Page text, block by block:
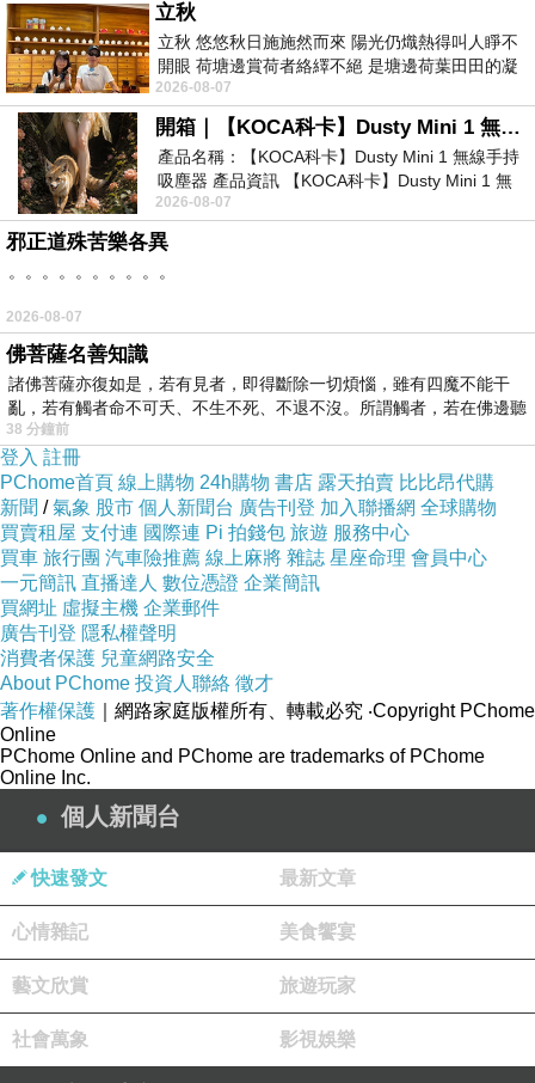
的要求就只剩下：盡可能的快！其他文法啦、句
型啦、內容啦...都隨便他了啦！當然啦，背模版
很有用，但是怎麼樣的模版值得背？如何應用來
符合題目？這是我花了很多冤枉時間之後才理解
到的。
刪掉了我很弱的文法，改考口說，對我說不定是
件好事。雖然我對口說也非常懼怕（this is a
kind of Improvisation），但只要掌握住一個要
點：大方、有自信的說出來，就算不知道自己在
說什麼也沒關係！相信評分人員不至於太殘忍...
這一點也可以應用在閱讀跟聽力：就算看不懂、
聽不懂很多字，也要用筆記硬記這些外星人單
字，至少答題的時候還可以憑「印象」選答案...
說到筆記，我非常贊同某位老師說的原則：筆記
只是一個輔助，如果你已經沒有多餘心力邊聽邊
寫或邊讀邊寫，那就不要寫！所以，很多參考書
大力闡述note-taking的技巧，真的是只要參考參
考就好...硬逼自己做出「很漂亮」的筆記下場會
更慘...其實，要是真的有困難，就乾脆很沒志氣
的用中文記。反正有用才是最重要的。（什麼簡
字速記法...我看只會讓我更看不懂自己寫啥）
說完感想，還是提供一些「簡易」的準備法則給
有意挑戰的同胞們吧！說「簡易」，是因為我很
懶，那些網路上的高手所提供的準備方法我一樣
都達成不了，只好自創懶人準備法，大家參考參
考囉！
立秋
立秋 悠悠秋日施施然而來 陽光仍熾熱得叫人睜不
開眼 荷塘邊賞荷者絡繹不絕 是塘邊荷葉田田的凝
望 風中飄逸的是映日荷花別樣紅
2026-08-07
開箱｜【KOCA科卡】Dusty Mini 1 無線手持吸塵器
產品名稱：【KOCA科卡】Dusty Mini 1 無線手持
吸塵器 產品資訊 【KOCA科卡】Dusty Mini 1 無
線手持吸塵器評語： 能吸、能吹兼具兩
2026-08-07
邪正道殊苦樂各異
。。。。。。。。。。
2026-08-07
佛菩薩名善知識
諸佛菩薩亦復如是，若有見者，即得斷除一切煩惱，雖有四魔不能干
亂，若有觸者命不可夭、不生不死、不退不沒。所謂觸者，若在佛邊聽
受
38 分鐘前
登入 註冊
PChome首頁 線上購物 24h購物 書店 露天拍賣 比比昂代購
新聞 /氣象 股市 個人新聞台 廣告刊登 加入聯播網 全球購物
買賣租屋 支付連 國際連 Pi 拍錢包 旅遊 服務中心
買車 旅行團 汽車險推薦 線上麻將 雜誌 星座命理 會員中心
一元簡訊 直播達人 數位憑證 企業簡訊
買網址 虛擬主機 企業郵件
廣告刊登 隱私權聲明
消費者保護 兒童網路安全
About PChome 投資人聯絡 徵才
著作權保護 ｜網路家庭版權所有、轉載必究 ‧Copyright PChome
Online
PChome Online and PChome are trademarks of PChome
Online Inc.
個人新聞台
快速發文 最新文章
心情雜記 美食饗宴
藝文欣賞 旅遊玩家
社會萬象 影視娛樂